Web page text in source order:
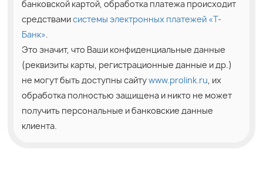
банковской картой, обработка платежа происходит
средствами системы электронных платежей «Т-
Банк».
Это значит, что Ваши конфиденциальные данные
(реквизиты карты, регистрационные данные и др.)
не могут быть доступны сайту www.prolink.ru, их
обработка полностью защищена и никто не может
получить персональные и банковские данные
клиента.